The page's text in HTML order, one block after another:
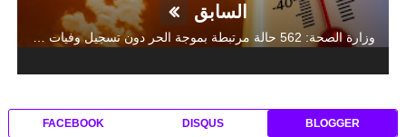
السابق
BLOGGER
DISQUS
FACEBOOK